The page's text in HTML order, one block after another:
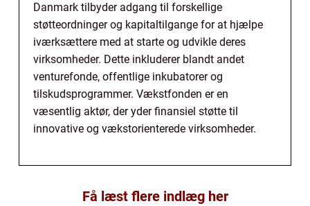
Danmark tilbyder adgang til forskellige
støtteordninger og kapitaltilgange for at hjælpe
iværksættere med at starte og udvikle deres
virksomheder. Dette inkluderer blandt andet
venturefonde, offentlige inkubatorer og
tilskudsprogrammer. Vækstfonden er en
væsentlig aktør, der yder finansiel støtte til
innovative og vækstorienterede virksomheder.
Få læst flere indlæg her